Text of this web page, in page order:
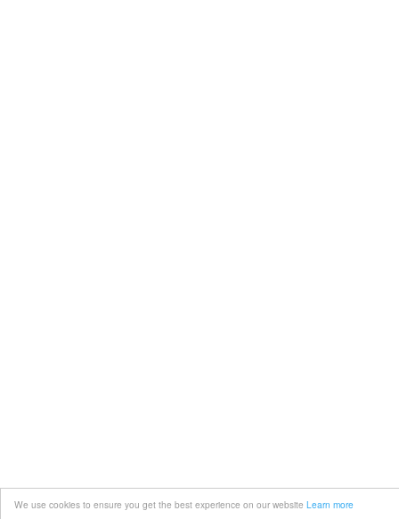
We use cookies to ensure you get the best experience on our website Learn more